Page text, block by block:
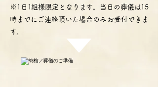
※1日1組様限定となります。当日の葬儀は15
時までにご連絡頂いた場合のみお受付できま
す。